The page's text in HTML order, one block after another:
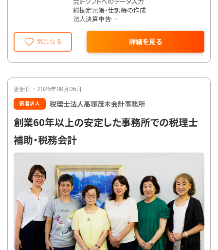
気になる 詳細を見る
総勘定元帳・仕訳帳の作成
法人決算申告
年末調整
相続税対策
損益計算書作成
株主資本等変動計算書作成
税務調査立会
会社設立支援
更新日：2026年08月06日
新着求人 税理士法人高塚茂木会計事務所
創業60年以上の安定した事務所での税理士
補助・税務会計